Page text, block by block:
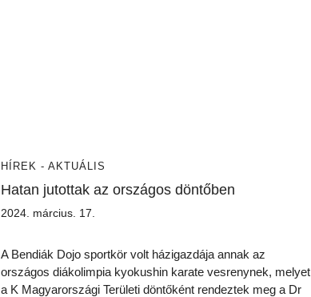
HÍREK - AKTUÁLIS
Hatan jutottak az országos döntőben
2024. március. 17.
A Bendiák Dojo sportkör volt házigazdája annak az
országos diákolimpia kyokushin karate vesrenynek, melyet
a K Magyarországi Területi döntőként rendeztek meg a Dr